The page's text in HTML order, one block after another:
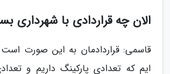
الان چه قراردادی با شهرداری
قاسمی: قراردادمان به این صورت
ایم که تعدادی پارکینگ داریم و